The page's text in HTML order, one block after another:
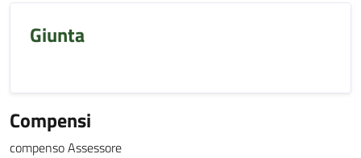
Giunta
Compensi
compenso Assessore